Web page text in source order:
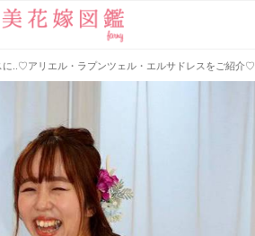
に..♡アリエル・ラプンツェル・エルサドレスをご紹介♡